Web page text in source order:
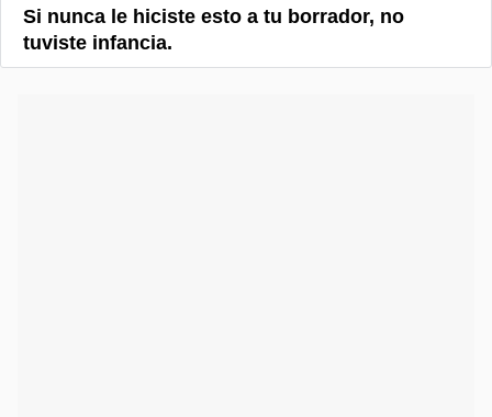
Si nunca le hiciste esto a tu borrador, no
tuviste infancia.